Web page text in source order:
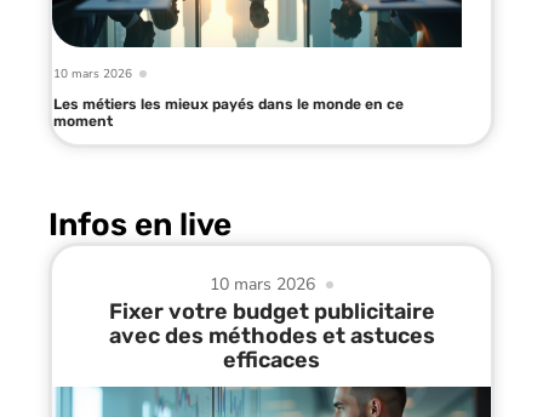
10 mars 2026
Les métiers les mieux payés dans le monde en ce
moment
Infos en live
10 mars 2026
Fixer votre budget publicitaire
avec des méthodes et astuces
efficaces